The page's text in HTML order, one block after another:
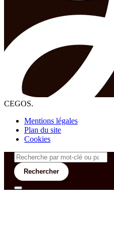
CEGOS.
Mentions légales
Plan du site
Cookies
Rechercher